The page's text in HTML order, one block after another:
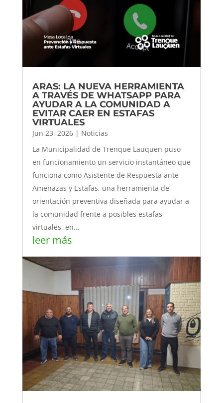
ARAS: LA NUEVA HERRAMIENTA
A TRAVÉS DE WHATSAPP PARA
AYUDAR A LA COMUNIDAD A
EVITAR CAER EN ESTAFAS
VIRTUALES
Jun 23, 2026| Noticias
La Municipalidad de Trenque Lauquen puso
en funcionamiento un servicio instantáneo que
funciona como Asistente de Respuesta ante
Amenazas y Estafas, una herramienta de
orientación preventiva diseñada para ayudar a
la comunidad frente a posibles estafas
virtuales, en...
leer más